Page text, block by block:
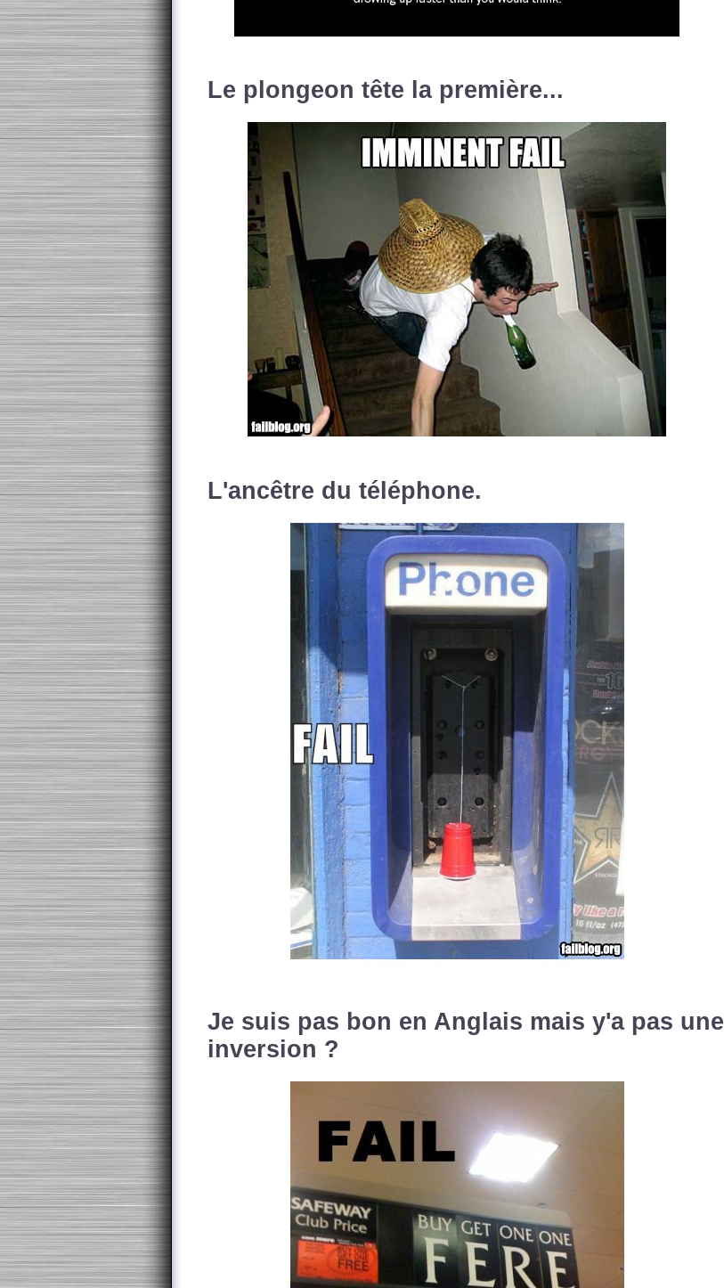
Le plongeon tête la première...
L'ancêtre du téléphone.
Je suis pas bon en Anglais mais y'a pas une
inversion ?